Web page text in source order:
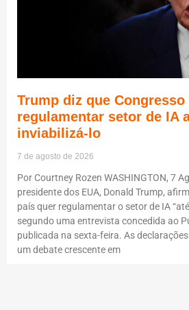
Trump diz que Congresso
regulamentar setor de IA
inviabilizá-lo
7 de agosto de 2026
Por Courtney Rozen WASHINGTON, 7
presidente dos EUA, Donald Trump,
país quer regulamentar o setor de IA
segundo uma entrevista concedida ao
publicada na sexta-feira. As
um debate crescente em